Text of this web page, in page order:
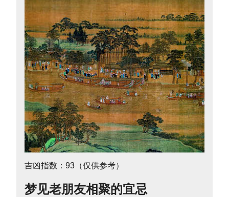
吉凶指数：93（仅供参考）
梦见老朋友相聚的宜忌